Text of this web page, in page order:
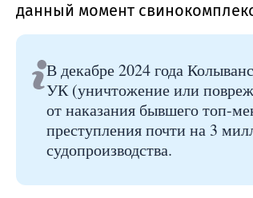
данный момент
В декабре 2024 года
УК (уничтожение или
от наказания бывшего топ-
преступления почти на 3
судопроизводства.